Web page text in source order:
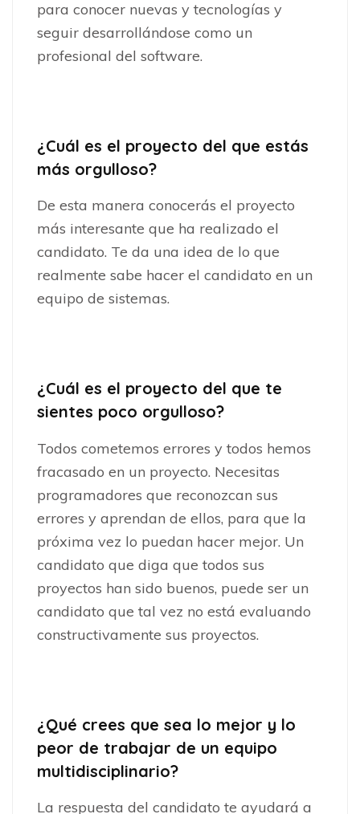
para conocer nuevas y tecnologías y
seguir desarrollándose como un
profesional del software.
¿Cuál es el proyecto del que estás
más orgulloso?
De esta manera conocerás el proyecto
más interesante que ha realizado el
candidato. Te da una idea de lo que
realmente sabe hacer el candidato en un
equipo de sistemas.
¿Cuál es el proyecto del que te
sientes poco orgulloso?
Todos cometemos errores y todos hemos
fracasado en un proyecto. Necesitas
programadores que reconozcan sus
errores y aprendan de ellos, para que la
próxima vez lo puedan hacer mejor. Un
candidato que diga que todos sus
proyectos han sido buenos, puede ser un
candidato que tal vez no está evaluando
constructivamente sus proyectos.
¿Qué crees que sea lo mejor y lo
peor de trabajar de un equipo
multidisciplinario?
La respuesta del candidato te ayudará a